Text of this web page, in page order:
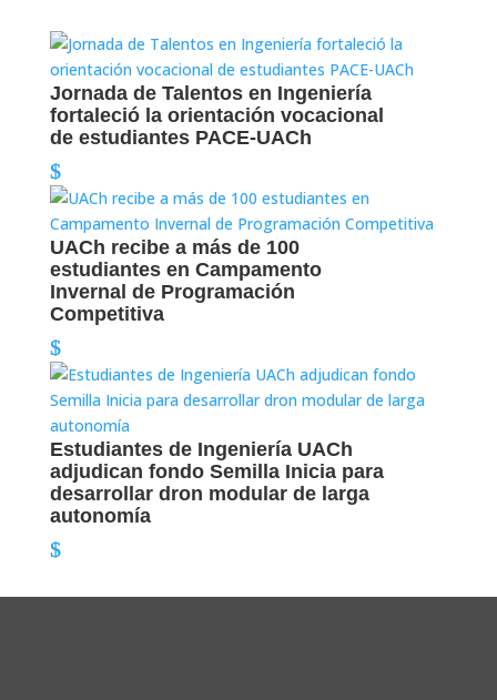
Jornada de Talentos en Ingeniería
fortaleció la orientación vocacional
de estudiantes PACE-UACh
UACh recibe a más de 100
estudiantes en Campamento
Invernal de Programación
Competitiva
Estudiantes de Ingeniería UACh
adjudican fondo Semilla Inicia para
desarrollar dron modular de larga
autonomía